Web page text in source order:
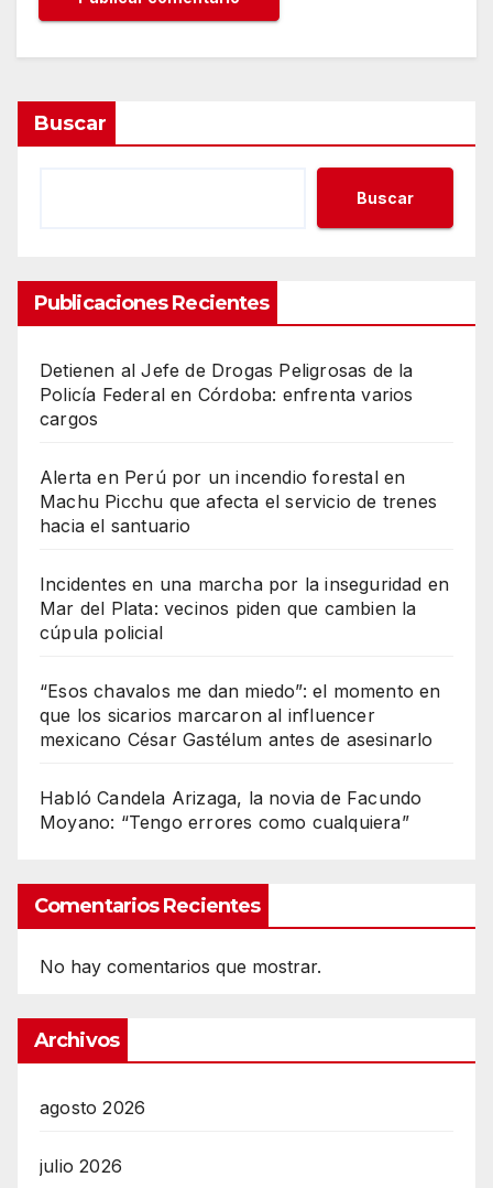
Buscar
Buscar
Publicaciones Recientes
Detienen al Jefe de Drogas Peligrosas de la
Policía Federal en Córdoba: enfrenta varios
cargos
Alerta en Perú por un incendio forestal en
Machu Picchu que afecta el servicio de trenes
hacia el santuario
Incidentes en una marcha por la inseguridad en
Mar del Plata: vecinos piden que cambien la
cúpula policial
“Esos chavalos me dan miedo”: el momento en
que los sicarios marcaron al influencer
mexicano César Gastélum antes de asesinarlo
Habló Candela Arizaga, la novia de Facundo
Moyano: “Tengo errores como cualquiera”
Comentarios Recientes
No hay comentarios que mostrar.
Archivos
agosto 2026
julio 2026